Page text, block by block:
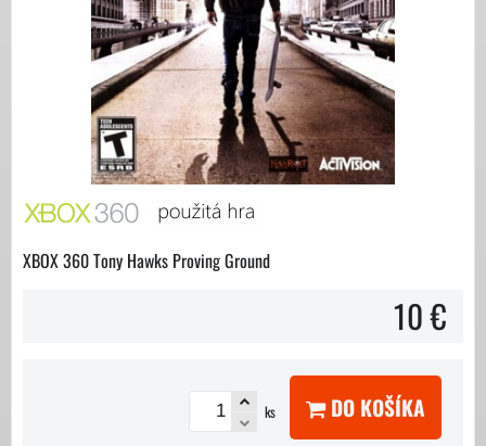
XBOX 360 Tony Hawks Proving Ground
10 €
ks DO KOŠÍKA